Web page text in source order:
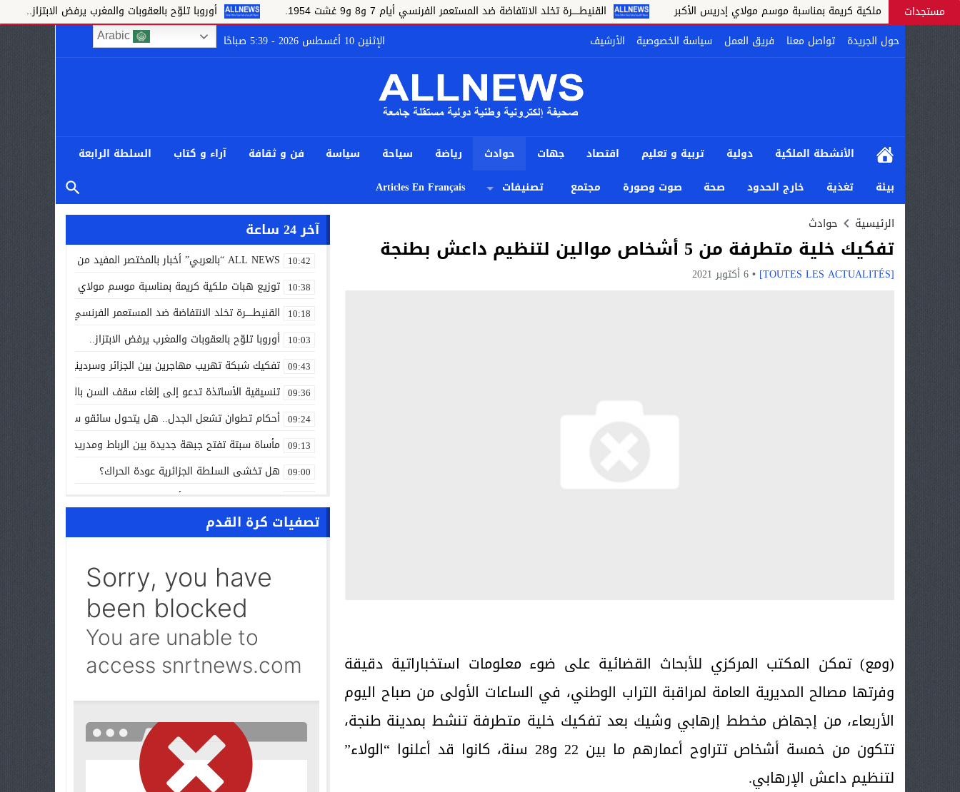
مستجدات
هبات ملكية كريمة بمناسبة موسم مولاي إدريس الأكبر القنيطـــــرة تخلد الانتفاضة ضد المستعمر الفرنسي أيام 7 و8 و9 غشت 1954. أوروبا تلوّح بالعقوبات والمغرب يرفض الابتزاز..
حول الجريدة
تواصل معنا فريق العمل سياسة الخصوصية الأرشيف الإثنين 10 أغسطس 2026 - 5:39 صباحًا
الأنشطة الملكية دولية تربية و تعليم اقتصاد جهات حوادث رياضة سياحة سياسة فن و ثقافة آراء و كتاب
السلطة الرابعة
بيئة
تغذية خارج الحدود صحة صوت وصورة مجتمع تصنيفات Articles En Français
الرئيسية حوادث
تفكيك خلية متطرفة من 5 أشخاص موالين لتنظيم داعش بطنجة
[TOUTES LES ACTUALITÉS] 6 أكتوبر 2021
(ومع) تمكن المكتب المركزي للأبحاث القضائية على ضوء معلومات استخباراتية دقيقة
وفرتها مصالح المديرية العامة لمراقبة التراب الوطني، في الساعات الأولى من صباح اليوم
الأربعاء، من إجهاض مخطط إرهابي وشيك بعد تفكيك خلية متطرفة تنشط بمدينة طنجة،
تتكون من خمسة أشخاص تتراوح أعمارهم ما بين 22 و28 سنة، كانوا قد أعلنوا “الولاء”
لتنظيم داعش الإرهابي.
آخر 24 ساعة
10:42 ALL NEWS “بالعربي” أخبار بالمختصر المفيد من كل حدب وصوب
10:38 توزيع هبات ملكية كريمة بمناسبة موسم مولاي إدريس الأكبر
10:18 القنيطـــــرة تخلد الانتفاضة ضد المستعمر الفرنسي أيام 7 و8 و9 غشت 1954.
10:03 أوروبا تلوّح بالعقوبات والمغرب يرفض الابتزاز..
09:43 تفكيك شبكة تهريب مهاجرين بين الجزائر وسردينيا وفرنسا
09:36 تنسيقية الأساتذة تدعو إلى إلغاء سقف السن بالتوظيف العمومي
09:24 أحكام تطوان تشعل الجدل.. هل يتحول سائقو سيارات الأجرة إلى
09:13 مأساة سبتة تفتح جبهة جديدة بين الرباط ومدريد..
09:00 هل تخشى السلطة الجزائرية عودة الحراك؟
10:13 الاتفاق الفلاحي المغربي الأوروبي يدخل مرحلة الحسم..
الشرطة العلمية المغربية تدخل نادي المختبرات العالمية..
حرب الظل الرقمية.. اتهامات للجزائر بتسخير جيوش إلكترونية
واشنطن تفتح ملف المينورسو من العيون..
غضب تونسي في وجه تبون.. رسالة نارية ترفض «الوصاية
تصفيات كرة القدم